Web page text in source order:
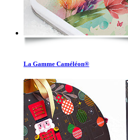
La Gamme Caméléon®